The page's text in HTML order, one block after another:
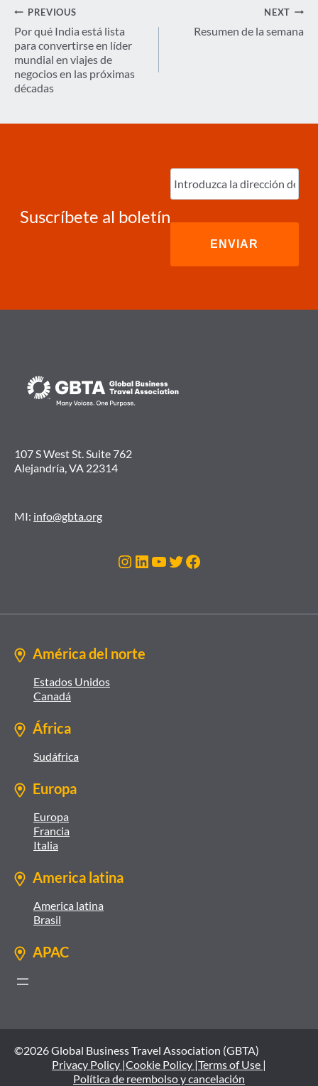
Navegación
de
entradas
PREVIOUS
Por qué India está lista
para convertirse en líder
mundial en viajes de
negocios en las próximas
décadas
NEXT
Resumen de la semana
Suscríbete al boletín
Ingrese
correo
electrónico
107 S West St. Suite 762
Alejandría, VA 22314
MI: info@gbta.org
Instagram
LinkedIn
YouTube
Twitter
Facebook
América del norte
Estados Unidos
Canadá
África
Sudáfrica
Europa
Europa
Francia
Italia
America latina
America latina
Brasil
APAC
©2026 Global Business Travel Association (GBTA)
Privacy Policy |Cookie Policy |Terms of Use |
Política de reembolso y cancelación